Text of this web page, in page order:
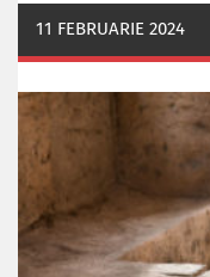
11 FEBRUARIE 2024